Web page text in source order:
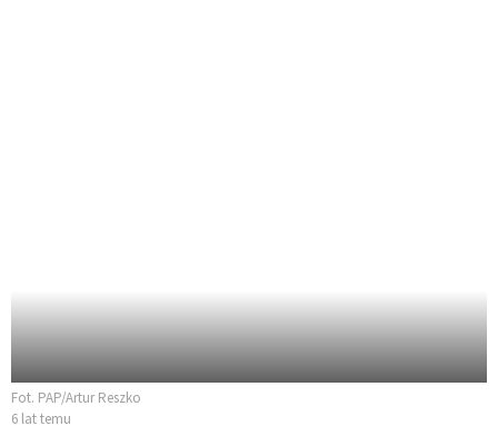
Fot. PAP/Artur Reszko
6 lat temu